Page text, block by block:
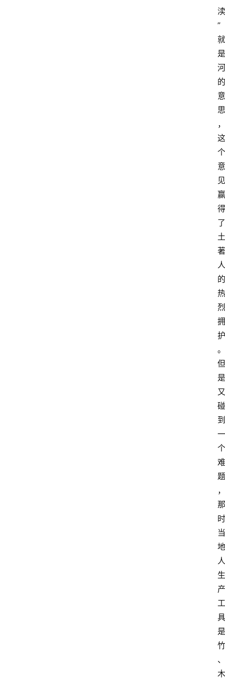
渎
”
就
是
河
的
意
思
，
这
个
意
见
赢
得
了
土
著
人
的
热
烈
拥
护
。
但
是
又
碰
到
一
个
难
题
，
那
时
当
地
人
生
产
工
具
是
竹
、
木